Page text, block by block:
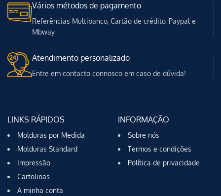
Vários métodos de pagamento
Referências Multibanco, Cartão de crédito, Paypal e
Mbway
Atendimento personalizado
Entre em contacto connosco em caso de dúvida!
LINKS RÁPIDOS
Molduras por Medida
Molduras Standard
Impressão
Cartolinas
A minha conta
INFORMAÇÃO
Sobre nós
Termos e condições
Política de privacidade